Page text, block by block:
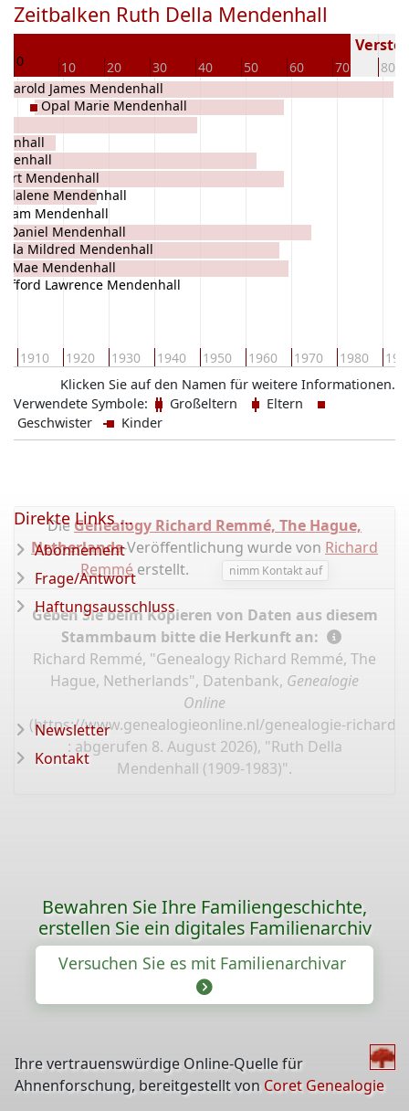
Zeitbalken Ruth Della Mendenhall
0 10 20 30 40 50 60 70 80
1910 1920 1930 1940 1950 1960 1970 1980
Mendenhall
Mendenhall
Mendenhall
Daniel Mendenhall
Mildred Mendenhall
Mae Mendenhall
Lawrence Mendenhall
Harold James Mendenhall
Opal Marie Mendenhall
Klicken Sie auf den Namen für weitere Informationen.
Verwendete Symbole:
Großeltern
Eltern
Geschwister
Kinder
Die Genealogy Richard Remmé, The Hague,
Netherlands-Veröffentlichung wurde von Richard
Remméerstellt. nimm Kontakt auf
Geben Sie beim Kopieren von Daten aus diesem
Stammbaum bitte die Herkunft an:
Richard Remmé, "Genealogy Richard Remmé, The
Hague, Netherlands", Datenbank, Genealogie
Online
(https://www.genealogieonline.nl/genealogie-richard-
: abgerufen 8. August 2026), "Ruth Della
Mendenhall (1909-1983)".
Direkte Links ...
Abonnement
Frage/Antwort
Haftungsausschluss
Newsletter
Kontakt
Bewahren Sie Ihre Familiengeschichte,
erstellen Sie ein digitales Familienarchiv
Versuchen Sie es mit Familienarchivar
Ihre vertrauenswürdige Online-Quelle für
Ahnenforschung, bereitgestellt von Coret Genealogie